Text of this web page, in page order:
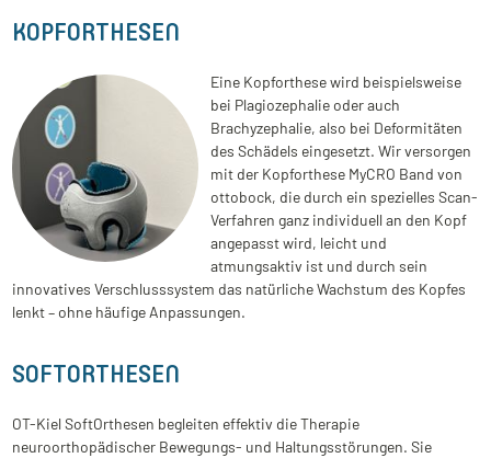
KOPFORTHESEN
Eine Kopforthese wird beispielsweise
bei Plagiozephalie oder auch
Brachyzephalie, also bei Deformitäten
des Schädels eingesetzt. Wir versorgen
mit der Kopforthese MyCRO Band von
ottobock, die durch ein spezielles Scan-
Verfahren ganz individuell an den Kopf
angepasst wird, leicht und
atmungsaktiv ist und durch sein
innovatives Verschlusssystem das natürliche Wachstum des Kopfes
lenkt – ohne häufige Anpassungen.
SOFTORTHESEN
OT-Kiel SoftOrthesen begleiten effektiv die Therapie
neuroorthopädischer Bewegungs- und Haltungsstörungen. Sie